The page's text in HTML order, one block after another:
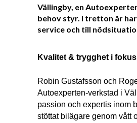
Vällingby, en
behov styr. I tretton år
service och till
Kvalitet & trygghet i fokus
Robin Gustafsson och
Autoexperten-verkstad i
passion och expertis inom
stöttat bilägare genom vått